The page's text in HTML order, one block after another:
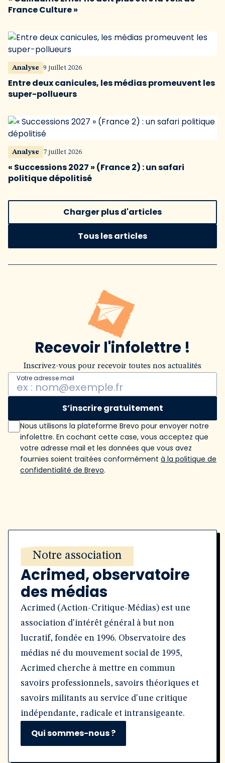
France Culture »
Analyse 9 juillet 2026
Entre deux canicules, les médias promeuvent les
super-pollueurs
Analyse 7 juillet 2026
« Successions 2027 » (France 2) : un safari
politique dépolitisé
Charger plus d'articles
Tous les articles
Recevoir l'infolettre !
Inscrivez-vous pour recevoir toutes nos actualités
Votre adresse mail
S’inscrire gratuitement
Nous utilisons la plateforme Brevo pour envoyer notre
infolettre. En cochant cette case, vous acceptez que
votre adresse mail et les données que vous avez
fournies soient traitées conformément à la politique de
confidentialité de Brevo.
Notre association
Acrimed, observatoire
des médias
Acrimed (Action-Critique-Médias) est une
association d'intérêt général à but non
lucratif, fondée en 1996. Observatoire des
médias né du mouvement social de 1995,
Acrimed cherche à mettre en commun
savoirs professionnels, savoirs théoriques et
savoirs militants au service d'une critique
indépendante, radicale et intransigeante.
Qui sommes-nous ?